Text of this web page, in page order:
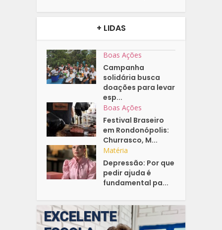
+ LIDAS
Boas Ações
Campanha
solidária busca
doações para levar
esp...
Boas Ações
Festival Braseiro
em Rondonópolis:
Churrasco, M...
Matéria
Depressão: Por que
pedir ajuda é
fundamental pa...